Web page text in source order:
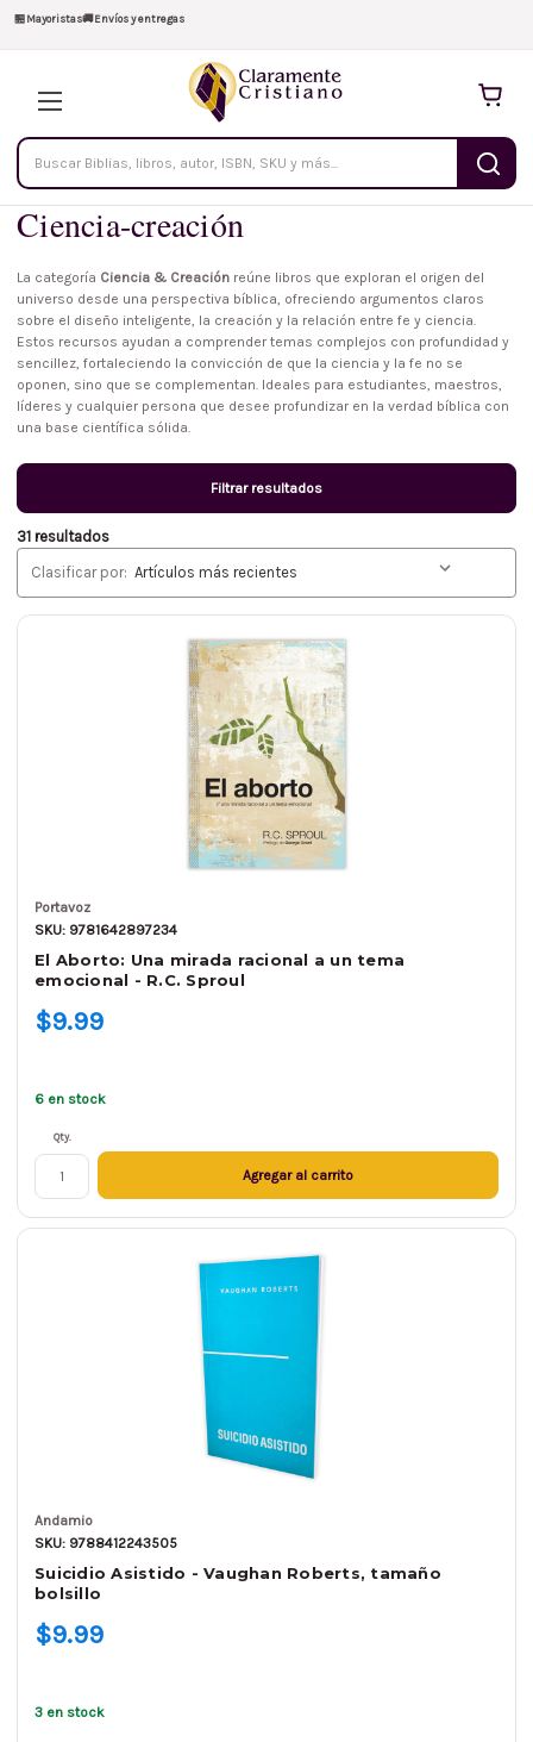
🏪Mayoristas🚚Envíos y entregas
Buscar
productos
Ciencia-creación
La categoría Ciencia & Creación reúne libros que exploran el origen del
universo desde una perspectiva bíblica, ofreciendo argumentos claros
sobre el diseño inteligente, la creación y la relación entre fe y ciencia.
Estos recursos ayudan a comprender temas complejos con profundidad y
sencillez, fortaleciendo la convicción de que la ciencia y la fe no se
oponen, sino que se complementan. Ideales para estudiantes, maestros,
líderes y cualquier persona que desee profundizar en la verdad bíblica con
una base científica sólida.
Filtrar resultados
31 resultados
Clasificar por:
Portavoz
SKU: 9781642897234
El Aborto: Una mirada racional a un tema
emocional - R.C. Sproul
$9.99
6 en stock
Qty.
Agregar al carrito
Andamio
SKU: 9788412243505
Suicidio Asistido - Vaughan Roberts, tamaño
bolsillo
$9.99
3 en stock